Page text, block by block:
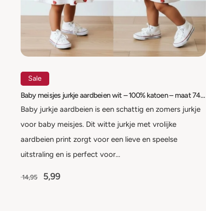
Sale
Baby meisjes jurkje aardbeien wit – 100% katoen – maat 74 t/m 98
Baby jurkje aardbeien is een schattig en zomers jurkje
voor baby meisjes. Dit witte jurkje met vrolijke
aardbeien print zorgt voor een lieve en speelse
uitstraling en is perfect voor…
14,95 5,99